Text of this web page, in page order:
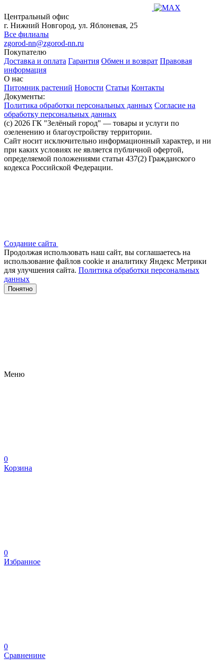
Центральный офис
г. Нижний Новгород, ул. Яблоневая, 25
Все филиалы
zgorod-nn@zgorod-nn.ru
Покупателю
Доставка и оплата Гарантия Обмен и возврат Правовая
информация
О нас
Питомник растений Новости Статьи Контакты
Документы:
Политика обработки персональных данных Согласие на
обработку персональных данных
(c) 2026 ГК "Зелёный город" — товары и услуги по
озеленению и благоустройству территории.
Сайт носит исключительно информационный характер, и ни
при каких условиях не является публичной офертой,
определяемой положениями статьи 437(2) Гражданского
кодекса Российской Федерации.
Создание сайта
Продолжая использовать наш сайт, вы соглашаетесь на
использование файлов сооkіе и аналитику Яндекс Метрики
для улучшения сайта. Политика обработки персональных
данных
Понятно
Меню
0
Корзина
0
Избранное
0
Сравненине